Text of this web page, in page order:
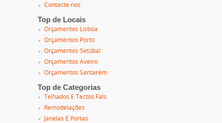
Contacte-nos
Top de Locais
Orçamentos Lisboa
Orçamentos Porto
Orçamentos Setúbal
Orçamentos Aveiro
Orçamentos Santarém
Top de Categorias
Telhados E Tectos Fals
Remodelações
Janelas E Portas